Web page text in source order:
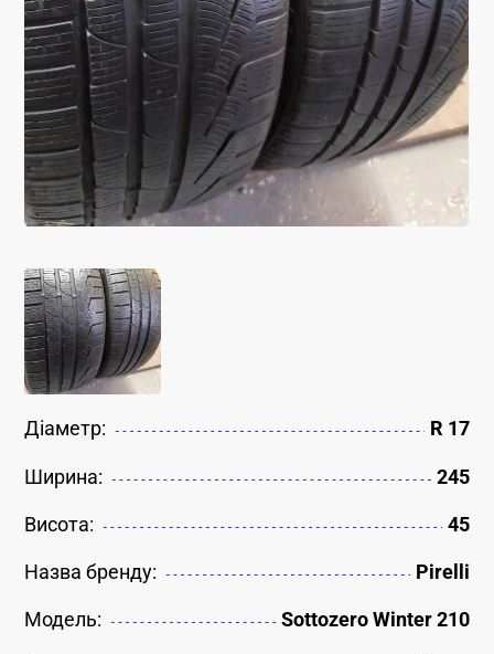
Діаметр: R 17
Ширина: 245
Висота: 45
Назва бренду: Pirelli
Модель: Sottozero Winter 210